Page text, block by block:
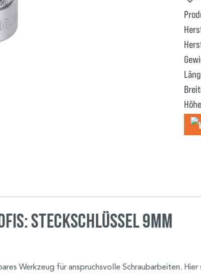
Steckschlüssel 9mm
Werkzeug für anspruchsvolle Schraubarbeiten.